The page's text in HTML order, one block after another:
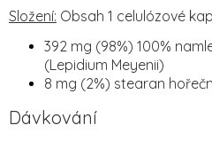
Složení: Obsah 1 celulózové
392 mg (98%) 100%
(Lepidium Meyenii)
8 mg (2%) stearan
Dávkování